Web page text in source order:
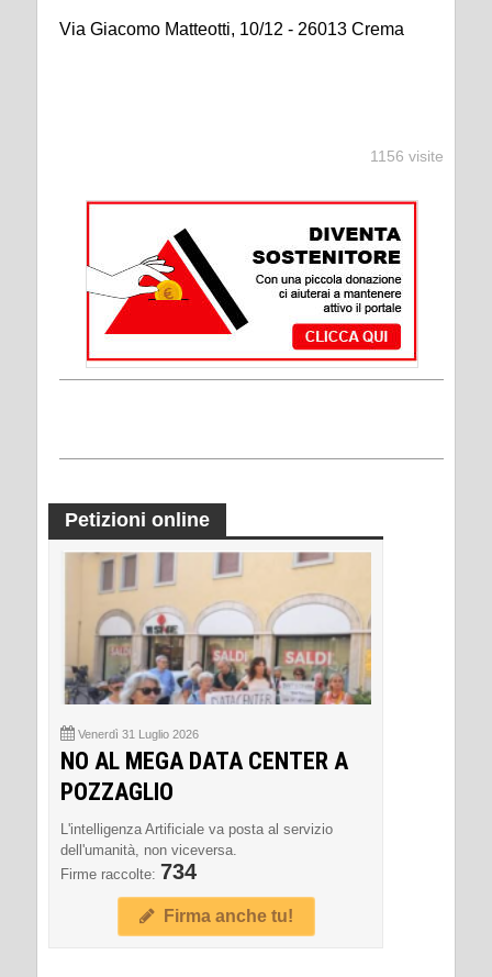
Via Giacomo Matteotti, 10/12 - 26013 Crema
1156 visite
Petizioni online
Venerdì 31 Luglio 2026
NO AL MEGA DATA CENTER A
POZZAGLIO
L'intelligenza Artificiale va posta al servizio
dell'umanità, non viceversa.
Firme raccolte: 734
Firma anche tu!